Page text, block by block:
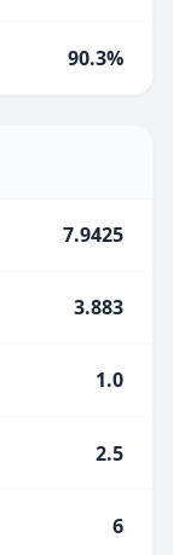
90.3%
7.9425
3.883
1.0
2.5
6